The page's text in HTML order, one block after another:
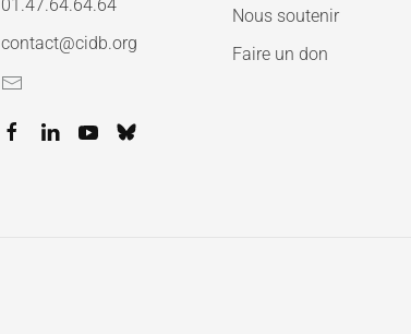
01.47.64.64.64
contact@cidb.org
Nous soutenir
Faire un don